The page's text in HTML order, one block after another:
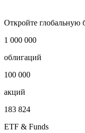
Откройте глобальную
1 000 000
облигаций
100 000
акций
183 824
ETF & Funds